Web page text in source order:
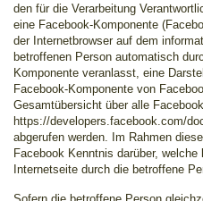
den für die Verarbeitung
eine Facebook-Komponente
der Internetbrowser auf dem
betroffenen Person automatisch
Komponente veranlasst, eine
Facebook-Komponente von
Gesamtübersicht über alle
https://developers.facebook.com/
abgerufen werden. Im Rahmen
Facebook Kenntnis darüber,
Internetseite durch die betroffene